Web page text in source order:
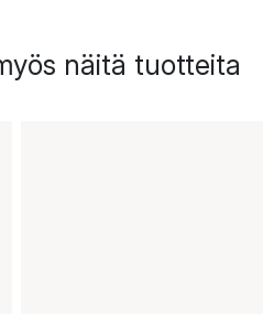
näitä tuotteita